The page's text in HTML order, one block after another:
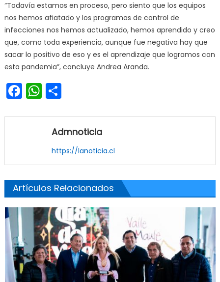
“Todavía estamos en proceso, pero siento que los equipos
nos hemos afiatado y los programas de control de
infecciones nos hemos actualizado, hemos aprendido y creo
que, como toda experiencia, aunque fue negativa hay que
sacar lo positivo de eso y es el aprendizaje que logramos con
esta pandemia”, concluye Andrea Aranda.
Facebook
WhatsApp
Share
Admnoticia
https://lanoticia.cl
Artículos Relacionados